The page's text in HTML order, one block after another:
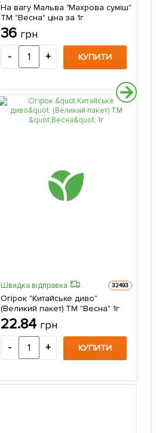
На вагу Мальва "Махрова суміш"
ТМ "Весна" ціна за 1г
36 грн
- + КУПИТИ
Швидка відправка 32493
Огірок "Китайське диво"
(Великий пакет) ТМ "Весна" 1г
22.84 грн
- + КУПИТИ